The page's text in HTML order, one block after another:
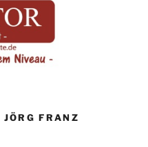
FRANZ